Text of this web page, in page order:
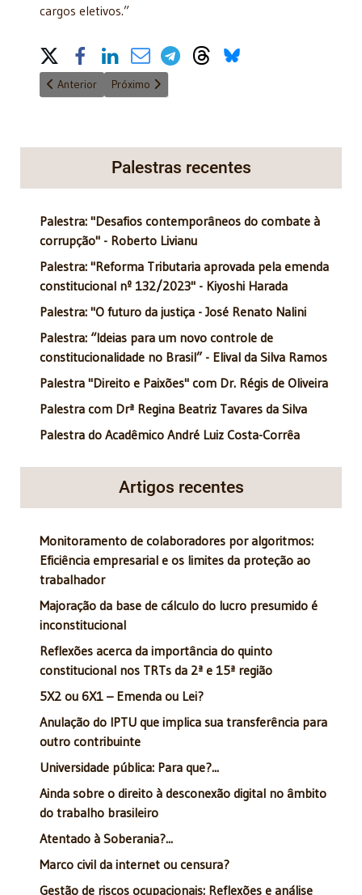
cargos eletivos.”
Share on Social Media
Artigo anterior: Contas de campanha de Dilma e Temer... - 10/
Anterior Próximo artigo: Distritos naturais – Voto seguro -
Próximo
Palestras recentes
Palestra: "Desafios contemporâneos do combate à
corrupção" - Roberto Livianu
Palestra: "Reforma Tributaria aprovada pela emenda
constitucional nº 132/2023" - Kiyoshi Harada
Palestra: "O futuro da justiça - José Renato Nalini
Palestra: “Ideias para um novo controle de
constitucionalidade no Brasil” - Elival da Silva Ramos
Palestra "Direito e Paixões" com Dr. Régis de Oliveira
Palestra com Drª Regina Beatriz Tavares da Silva
Palestra do Acadêmico André Luiz Costa-Corrêa
Artigos recentes
Monitoramento de colaboradores por algoritmos:
Eficiência empresarial e os limites da proteção ao
trabalhador
Majoração da base de cálculo do lucro presumido é
inconstitucional
Reflexões acerca da importância do quinto
constitucional nos TRTs da 2ª e 15ª região
5X2 ou 6X1 – Emenda ou Lei?
Anulação do IPTU que implica sua transferência para
outro contribuinte
Universidade pública: Para que?...
Ainda sobre o direito à desconexão digital no âmbito
do trabalho brasileiro
Atentado à Soberania?...
Marco civil da internet ou censura?
Gestão de riscos ocupacionais: Reflexões e análise